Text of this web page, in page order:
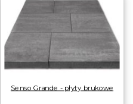
Senso Grande - płyty brukowe